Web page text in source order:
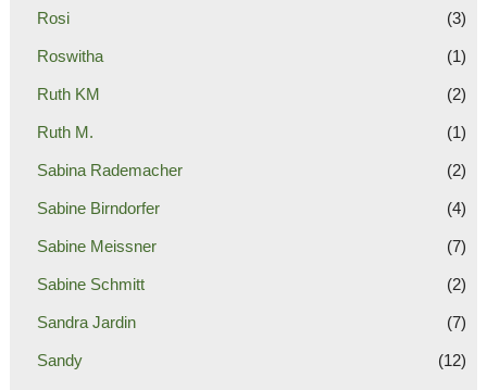
Rosi (3)
Roswitha (1)
Ruth KM (2)
Ruth M. (1)
Sabina Rademacher (2)
Sabine Birndorfer (4)
Sabine Meissner (7)
Sabine Schmitt (2)
Sandra Jardin (7)
Sandy (12)